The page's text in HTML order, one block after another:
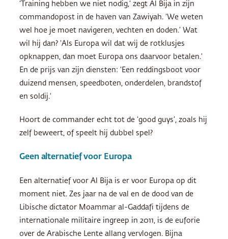
‘Training hebben we niet nodig,’ zegt Al Bija in zijn
commandopost in de haven van Zawiyah. ‘We weten
wel hoe je moet navigeren, vechten en doden.’ Wat
wil hij dan? ‘Als Europa wil dat wij de rotklusjes
opknappen, dan moet Europa ons daarvoor betalen.’
En de prijs van zijn diensten: ‘Een reddingsboot voor
duizend mensen, speedboten, onderdelen, brandstof
en soldij.’
Hoort de commander echt tot de ‘good guys’, zoals hij
zelf beweert, of speelt hij dubbel spel?
Geen alternatief voor Europa
Een alternatief voor Al Bija is er voor Europa op dit
moment niet. Zes jaar na de val en de dood van de
Libische dictator Moammar al-Gaddafi tijdens de
internationale militaire ingreep in 2011, is de euforie
over de Arabische Lente allang vervlogen. Bijna